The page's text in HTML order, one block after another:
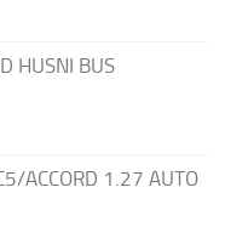
HUSNI BUS
ACCORD 1.27 AUTO